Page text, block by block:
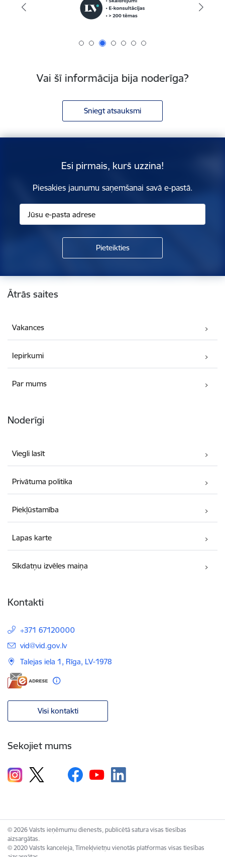
Vai šī informācija bija noderīga?
Sniegt atsauksmi
Esi pirmais, kurš uzzina!
Piesakies jaunumu saņemšanai savā e-pastā.
Kājene
Ātrās saites
Vakances
Iepirkumi
Par mums
Noderīgi
Viegli lasīt
Privātuma politika
Piekļūstamība
Lapas karte
Sīkdatņu izvēles maiņa
Kontakti
+371 67120000
E-pasts:
vid@vid.gov.lv
Talejas iela 1, Rīga, LV-1978
Visi kontakti
Sekojiet mums
© 2026 Valsts ieņēmumu dienests, publicētā satura visas tiesības
aizsargātas.
© 2020 Valsts kanceleja, Tīmekļvietņu vienotās platformas visas tiesības